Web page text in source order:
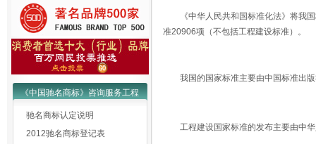
《中国驰名商标》咨询服务工程
驰名商标认定说明
2012驰名商标登记表
《中华人民共和国标准化法》将我国
准20906项（不包括工程建设标准）。
我国的国家标准主要由中国标准出版
工程建设国家标准的发布主要由中华